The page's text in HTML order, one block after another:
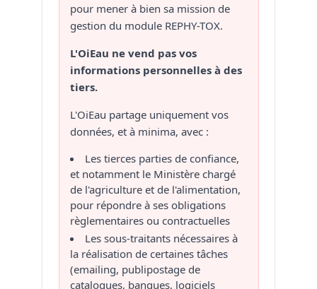
pour mener à bien sa mission de
gestion du module REPHY-TOX.
L'OiEau ne vend pas vos
informations personnelles à des
tiers.
L'OiEau partage uniquement vos
données, et à minima, avec :
Les tierces parties de confiance,
et notamment le Ministère chargé
de l'agriculture et de l'alimentation,
pour répondre à ses obligations
règlementaires ou contractuelles
Les sous-traitants nécessaires à
la réalisation de certaines tâches
(emailing, publipostage de
catalogues, banques, logiciels